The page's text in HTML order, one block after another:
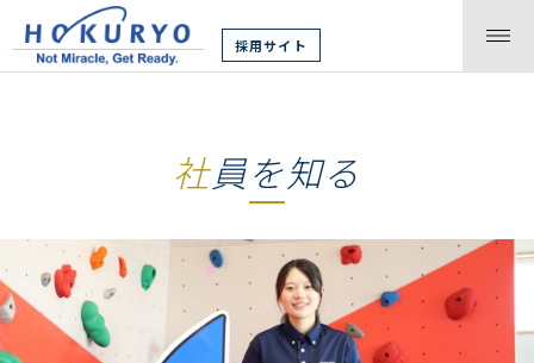
採用サイト
社員を知る